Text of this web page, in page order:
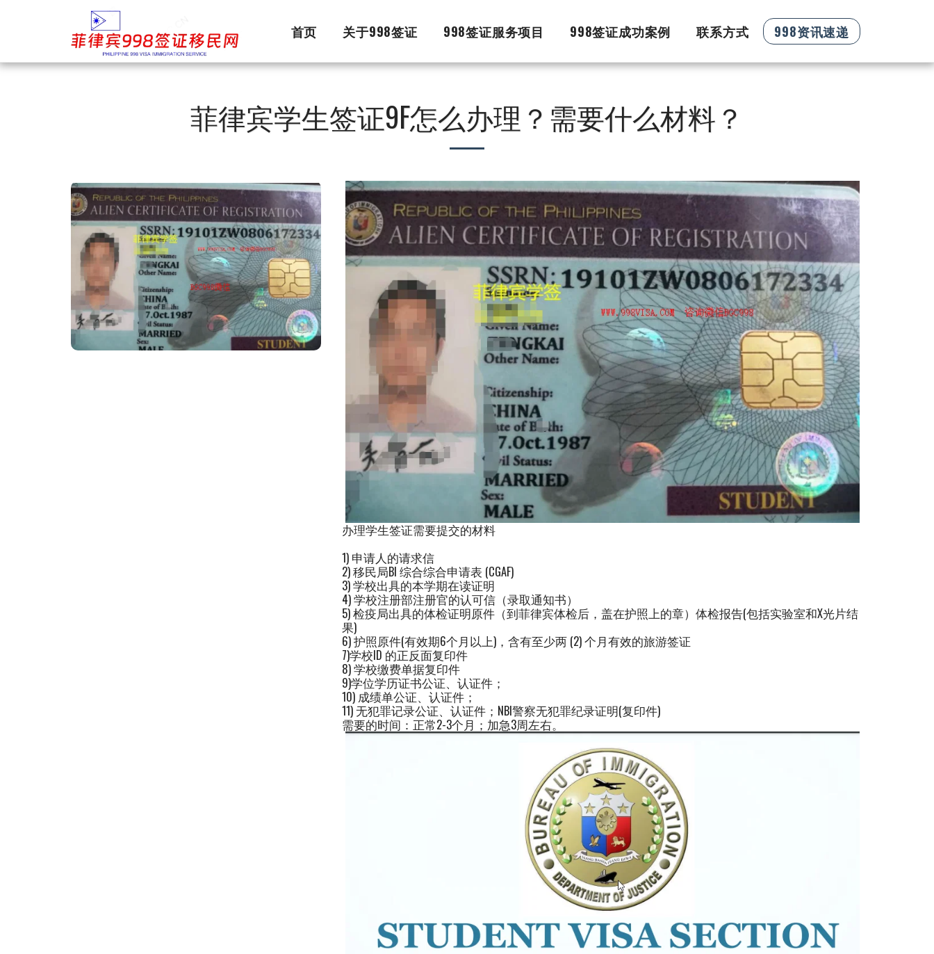
首页 关于998签证 998签证服务项目 998签证成功案例 联系方式 998资讯速递
菲律宾学生签证9F怎么办理？需要什么材料？
办理学生签证需要提交的材料
1) 申请人的请求信
2) 移民局BI 综合综合申请表 (CGAF)
3) 学校出具的本学期在读证明
4) 学校注册部注册官的认可信（录取通知书）
5) 检疫局出具的体检证明原件（到菲律宾体检后，盖在护照上的章）体检报告(包括实验室和X光片结
果)
6) 护照原件(有效期6个月以上)，含有至少两 (2) 个月有效的旅游签证
7)学校ID 的正反面复印件
8) 学校缴费单据复印件
9)学位学历证书公证、认证件；
10) 成绩单公证、认证件；
11) 无犯罪记录公证、认证件；NBI警察无犯罪纪录证明(复印件)
需要的时间：正常2-3个月；加急3周左右。